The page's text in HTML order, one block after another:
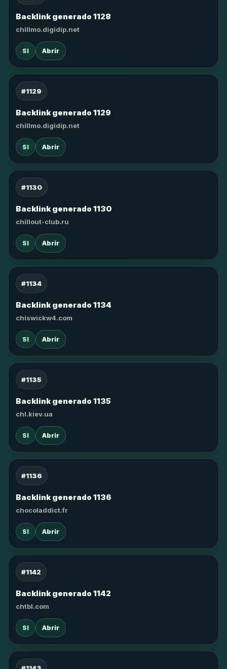
Backlink generado 1128
chillmo.digidip.net
SI Abrir
#1129
Backlink generado 1129
chillmo.digidip.net
SI Abrir
#1130
Backlink generado 1130
chillout-club.ru
SI Abrir
#1134
Backlink generado 1134
chiswickw4.com
SI Abrir
#1135
Backlink generado 1135
chl.kiev.ua
SI Abrir
#1136
Backlink generado 1136
chocoladdict.fr
SI Abrir
#1142
Backlink generado 1142
chtbl.com
SI Abrir